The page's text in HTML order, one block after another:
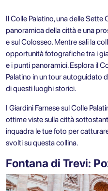
Il Colle Palatino, una delle Sette
panoramica della città e una
e sul Colosseo. Mentre sali la
opportunità fotografiche tra i
e i punti panoramici. Esplora il
Palatino in un tour autoguidato
di questi luoghi storici.
I Giardini Farnese sul Colle
ottime viste sulla città
inquadra le tue foto per
svolti su questa collina.
Fontana di Trevi: